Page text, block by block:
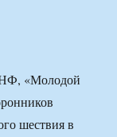
«Молодой
шествия в